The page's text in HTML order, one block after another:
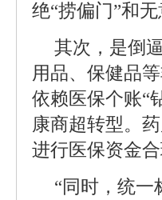
绝“捞偏门”和无
其次，是倒
用品、保健品
依赖医保个账“
康商超转型。
进行医保资金合
“同时，统一